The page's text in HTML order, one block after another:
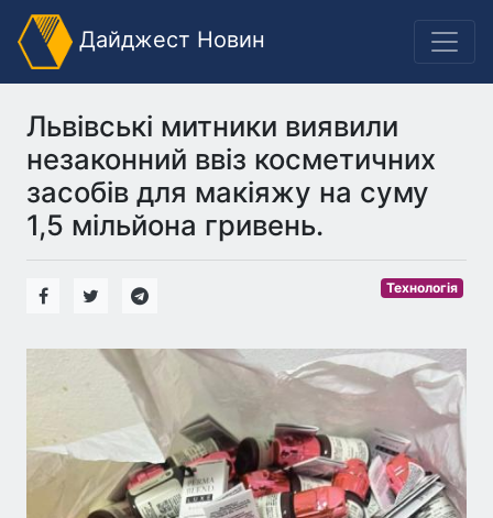
Дайджест Новин
Львівські митники виявили
незаконний ввіз косметичних
засобів для макіяжу на суму
1,5 мільйона гривень.
Технологія